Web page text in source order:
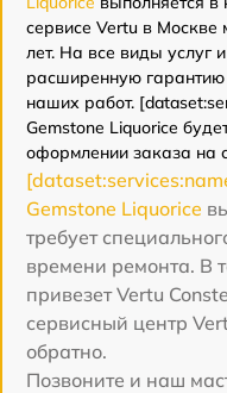
сервисе Vertu в Москве
лет. На все виды услуг
расширенную
наших работ.
Gemstone Liquorice
оформлении заказа на
Gemstone Liquorice
требует
времени ремонта. В
привезет Vertu
сервисный центр
обратно.
Позвоните и наш